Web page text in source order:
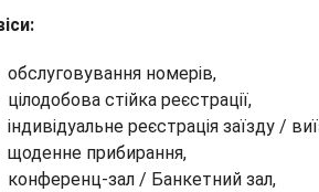
обслуговування номерів,
цілодобова стійка реєстрації,
індивідуальне реєстрація заїзду /
щоденне прибирання,
конференц-зал / Банкетний зал,